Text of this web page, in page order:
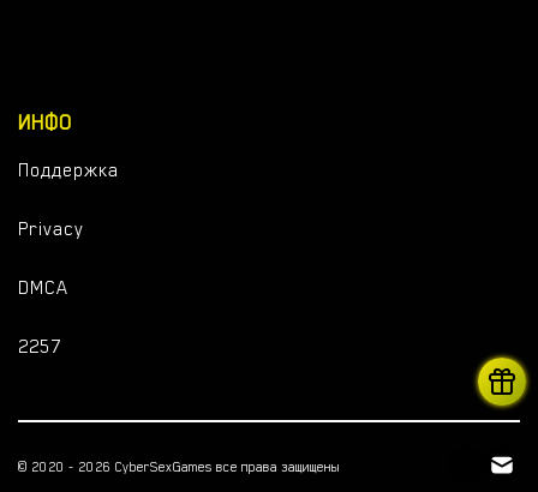
ИНФО
Поддержка
Privacy
DMCA
2257
© 2020 - 2026 CyberSexGames все права защищены